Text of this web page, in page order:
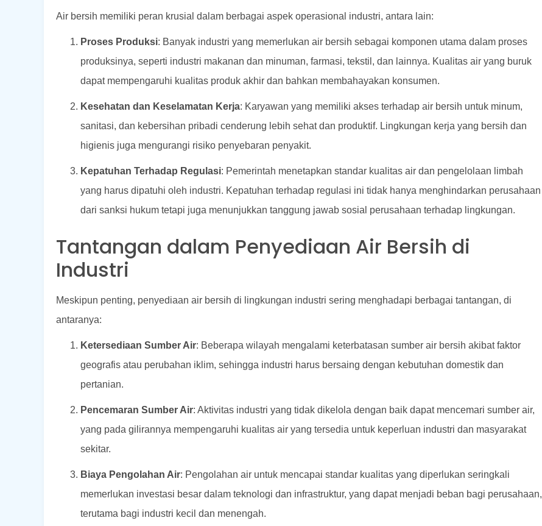
Air bersih memiliki peran krusial dalam berbagai aspek operasional industri, antara lain:
Proses Produksi: Banyak industri yang memerlukan air bersih sebagai komponen utama dalam proses
produksinya, seperti industri makanan dan minuman, farmasi, tekstil, dan lainnya. Kualitas air yang buruk
dapat mempengaruhi kualitas produk akhir dan bahkan membahayakan konsumen.
Kesehatan dan Keselamatan Kerja: Karyawan yang memiliki akses terhadap air bersih untuk minum,
sanitasi, dan kebersihan pribadi cenderung lebih sehat dan produktif. Lingkungan kerja yang bersih dan
higienis juga mengurangi risiko penyebaran penyakit.
Kepatuhan Terhadap Regulasi: Pemerintah menetapkan standar kualitas air dan pengelolaan limbah
yang harus dipatuhi oleh industri. Kepatuhan terhadap regulasi ini tidak hanya menghindarkan perusahaan
dari sanksi hukum tetapi juga menunjukkan tanggung jawab sosial perusahaan terhadap lingkungan.
Tantangan dalam Penyediaan Air Bersih di
Industri
Meskipun penting, penyediaan air bersih di lingkungan industri sering menghadapi berbagai tantangan, di
antaranya:
Ketersediaan Sumber Air: Beberapa wilayah mengalami keterbatasan sumber air bersih akibat faktor
geografis atau perubahan iklim, sehingga industri harus bersaing dengan kebutuhan domestik dan
pertanian.
Pencemaran Sumber Air: Aktivitas industri yang tidak dikelola dengan baik dapat mencemari sumber air,
yang pada gilirannya mempengaruhi kualitas air yang tersedia untuk keperluan industri dan masyarakat
sekitar.
Biaya Pengolahan Air: Pengolahan air untuk mencapai standar kualitas yang diperlukan seringkali
memerlukan investasi besar dalam teknologi dan infrastruktur, yang dapat menjadi beban bagi perusahaan,
terutama bagi industri kecil dan menengah.